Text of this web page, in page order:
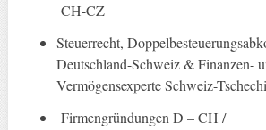
CH-CZ
Steuerrecht,
Deutschland-Schweiz & Finanzen-
Vermögensexperte Schweiz-
Firmengründungen D – CH /